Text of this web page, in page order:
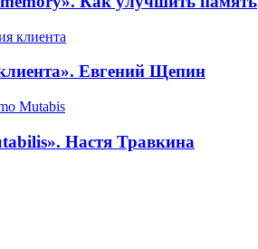
Евгений Щепин
Настя Травкина